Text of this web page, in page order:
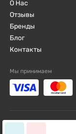
О Нас
Отзывы
Бренды
Блог
Контакты
Мы принимаем
djini.com.ua